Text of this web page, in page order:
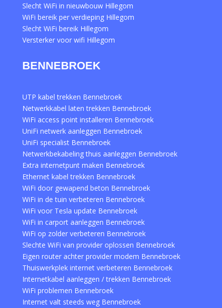
Slecht WiFi in nieuwbouw Hillegom
WiFi bereik per verdieping Hillegom
Slecht WiFi bereik Hillegom
Versterker voor wifi Hillegom
BENNEBROEK
UTP kabel trekken Bennebroek
Netwerkkabel laten trekken Bennebroek
WiFi access point installeren Bennebroek
UniFi netwerk aanleggen Bennebroek
UniFi specialist Bennebroek
Netwerkbekabeling thuis aanleggen Bennebroek
Extra internetpunt maken Bennebroek
Ethernet kabel trekken Bennebroek
WiFi door gewapend beton Bennebroek
WiFi in de tuin verbeteren Bennebroek
WiFi voor Tesla update Bennebroek
WiFi in carport aanleggen Bennebroek
WiFi op zolder verbeteren Bennebroek
Slechte WiFi van provider oplossen Bennebroek
Eigen router achter provider modem Bennebroek
Thuiswerkplek internet verbeteren Bennebroek
Internetkabel aanleggen / trekken Bennebroek
WiFi problemen Bennebroek
Internet valt steeds weg Bennebroek